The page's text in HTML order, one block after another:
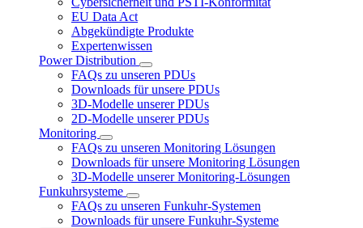
EU Data Act
Abgekündigte Produkte
Expertenwissen
Power Distribution
FAQs zu unseren PDUs
Downloads für unsere PDUs
3D-Modelle unserer PDUs
2D-Modelle unserer PDUs
Monitoring
FAQs zu unseren Monitoring Lösungen
Downloads für unsere Monitoring Lösungen
3D-Modelle unserer Monitoring-Lösungen
Funkuhrsysteme
FAQs zu unseren Funkuhr-Systemen
Downloads für unsere Funkuhr-Systeme